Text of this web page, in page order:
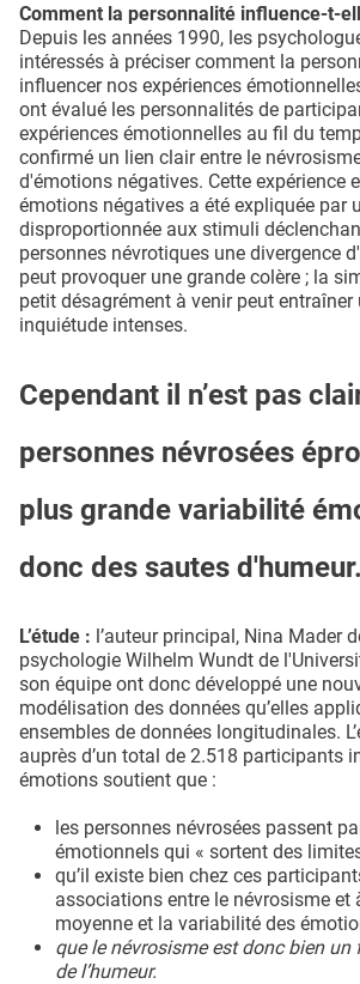
Comment la personnalité influence-t-
Depuis les années 1990, les
intéressés à préciser comment la
influencer nos expériences
ont évalué les personnalités de
expériences émotionnelles au fil du
confirmé un lien clair entre le
d'émotions négatives. Cette expérience
émotions négatives a été expliquée par
disproportionnée aux stimuli
personnes névrotiques une divergence
peut provoquer une grande colère ; la
petit désagrément à venir peut entraîner
inquiétude intenses.
Cependant il n’est pas
personnes névrosées
plus grande variabilité
donc des sautes d'humeur.
L’étude : l’auteur principal, Nina Mader
psychologie Wilhelm Wundt de
son équipe ont donc développé une
modélisation des données qu’elles
ensembles de données longitudinales.
auprès d’un total de 2.518 participants
émotions soutient que :
les personnes névrosées passent
émotionnels qui « sortent des
qu’il existe bien chez ces
associations entre le névrosisme et
moyenne et la variabilité des
que le névrosisme est donc bien un
de l’humeur.